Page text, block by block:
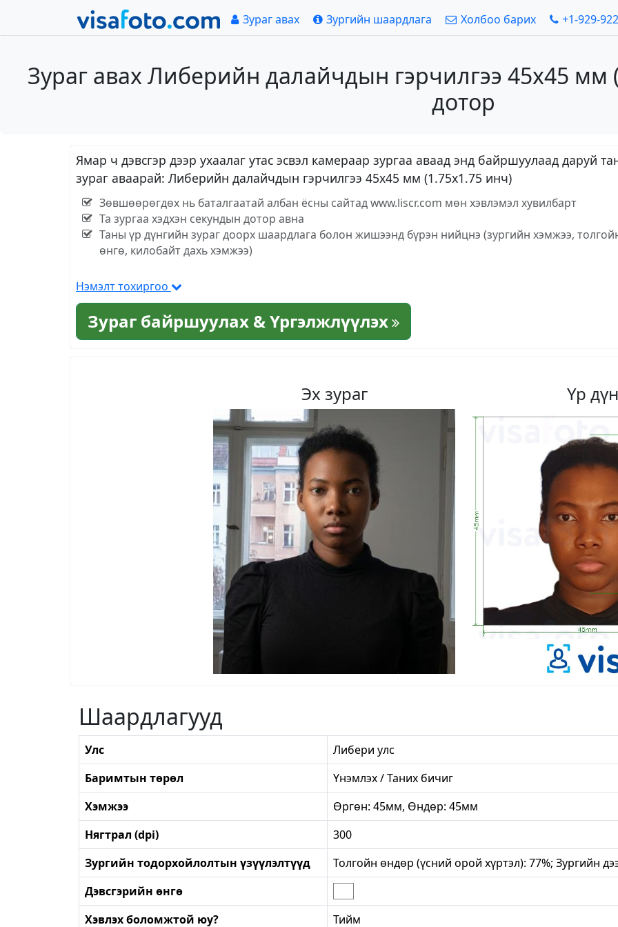
Зураг авах Зургийн шаардлага Холбоо барих +1-929-
Зураг авах Либерийн далайчдын гэрчилгээ 45х45 мм
дотор
Ямар ч дэвсгэр дээр ухаалаг утас эсвэл камераар зургаа аваад энд байршуулаад даруй
зураг аваарай: Либерийн далайчдын гэрчилгээ 45х45 мм (1.75x1.75 инч)
Зөвшөөрөгдөх нь баталгаатай албан ёсны сайтад www.liscr.com мөн хэвлэмэл хувилбарт
Та зургаа хэдхэн секундын дотор авна
Таны үр дүнгийн зураг доорх шаардлага болон жишээнд бүрэн нийцнэ (зургийн хэмжээ,
өнгө, килобайт дахь хэмжээ)
Нэмэлт тохиргоо
Зураг байршуулах & Үргэлжлүүлэх
Эх зураг Үр дүн
Шаардлагууд
Улс
Либери улс
Баримтын төрөл
Үнэмлэх / Таних бичиг
Хэмжээ
Өргөн: 45мм, Өндөр: 45мм
Нягтрал (dpi)
300
Зургийн тодорхойлолтын үзүүлэлтүүд
Толгойн өндөр (үсний орой хүртэл): 77%; Зургийн
Дэвсгэрийн өнгө
Хэвлэх боломжтой юу?
Тийм